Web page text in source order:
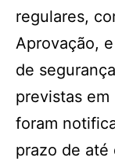
regulares,
Aprovação,
de
previstas
foram
prazo de até